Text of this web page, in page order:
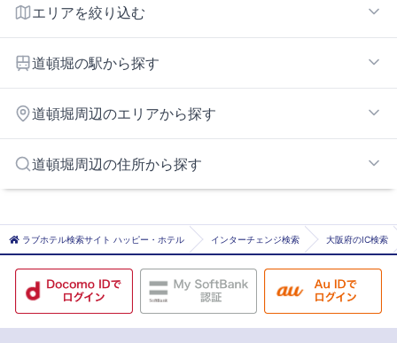
エリアを絞り込む
難波・道頓堀・心斎橋エリア
道頓堀の駅から探す
玉造
松屋町
大阪ビジネスパーク
大阪難波
谷町九丁目
谷町六丁目
道頓堀周辺のエリアから探す
桜ノ宮エリア
鶴橋・上本町エリア
阿倍野・天王寺エリア
梅田・大阪駅エリア
道頓堀周辺の住所から探す
大阪市大阪市西区
大阪市大阪市天王寺区
大阪市大阪市浪速区
大阪市大阪市東成区
大阪市大阪市北区
ラブホテル検索サイト ハッピー・ホテル インターチェンジ検索 大阪府のIC検索